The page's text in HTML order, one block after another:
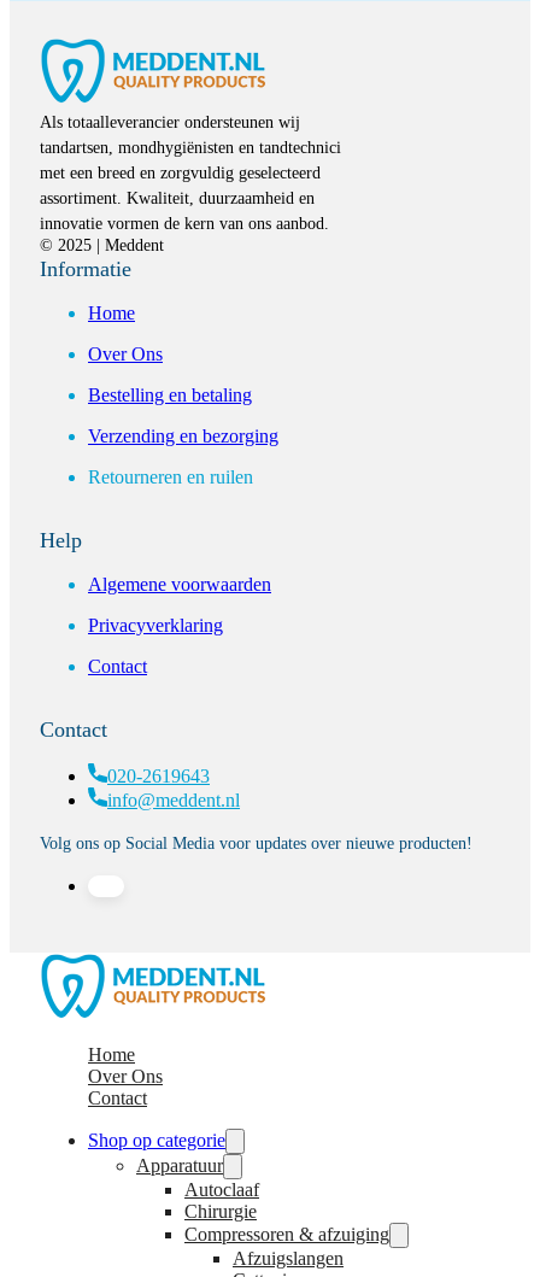
Als totaalleverancier ondersteunen wij
tandartsen, mondhygiënisten en tandtechnici
met een breed en zorgvuldig geselecteerd
assortiment. Kwaliteit, duurzaamheid en
innovatie vormen de kern van ons aanbod.
© 2025 | Meddent
Informatie
Home
Over Ons
Bestelling en betaling
Verzending en bezorging
Retourneren en ruilen
Help
Algemene voorwaarden
Privacyverklaring
Contact
Contact
020-2619643
info@meddent.nl
Volg ons op Social Media voor updates over nieuwe producten!
Home
Over Ons
Contact
Shop op categorie
Apparatuur
Autoclaaf
Chirurgie
Compressoren & afzuiging
Afzuigslangen